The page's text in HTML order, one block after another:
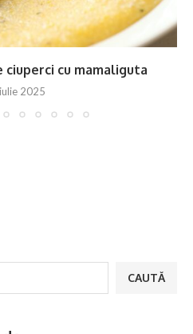
cu mamaliguta
2025
CAUTĂ